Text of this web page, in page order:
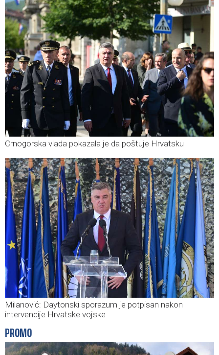
Crnogorska vlada pokazala je da poštuje Hrvatsku
Milanović: Daytonski sporazum je potpisan nakon
intervencije Hrvatske vojske
PROMO